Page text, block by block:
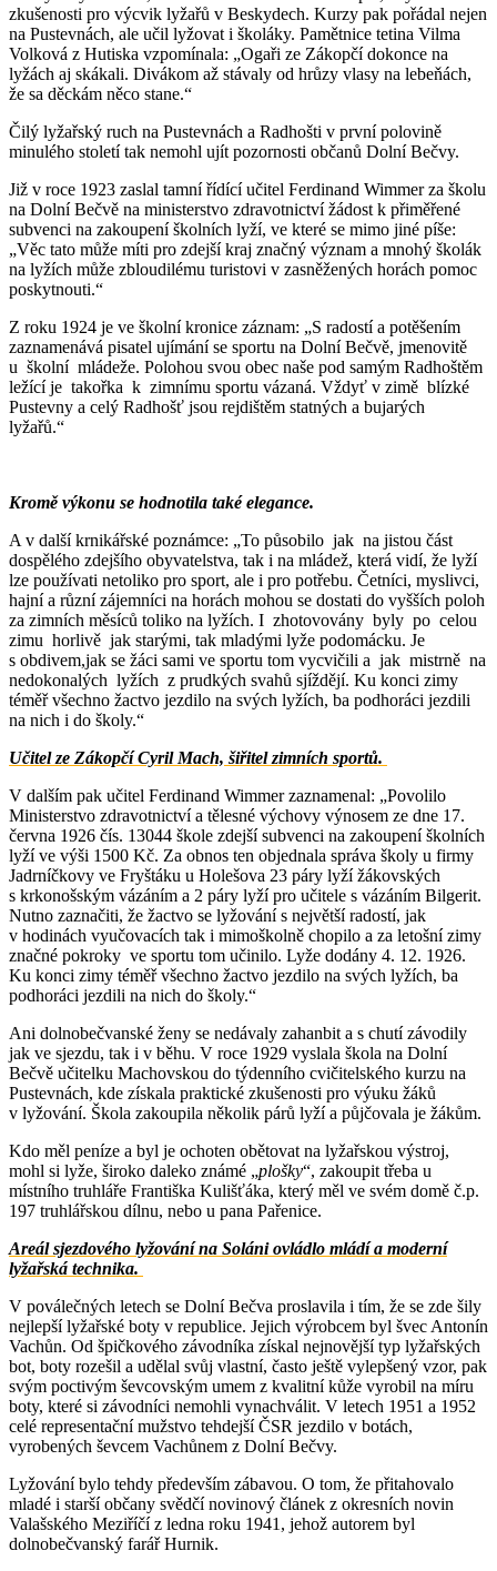
zkušenosti pro výcvik lyžařů v Beskydech. Kurzy pak pořádal nejen
na Pustevnách, ale učil lyžovat i školáky. Pamětnice tetina Vilma
Volková z Hutiska vzpomínala: „Ogaři ze Zákopčí dokonce na
lyžách aj skákali. Divákom až stávaly od hrůzy vlasy na lebeňách,
že sa děckám něco stane.“
Čilý lyžařský ruch na Pustevnách a Radhošti v první polovině
minulého století tak nemohl ujít pozornosti občanů Dolní Bečvy.
Již v roce 1923 zaslal tamní řídící učitel Ferdinand Wimmer za školu
na Dolní Bečvě na ministerstvo zdravotnictví žádost k přiměřené
subvenci na zakoupení školních lyží, ve které se mimo jiné píše:
„Věc tato může míti pro zdejší kraj značný význam a mnohý školák
na lyžích může zbloudilému turistovi v zasněžených horách pomoc
poskytnouti.“
Z roku 1924 je ve školní kronice záznam: „S radostí a potěšením
zaznamenává pisatel ujímání se sportu na Dolní Bečvě, jmenovitě
u školní mládeže. Polohou svou obec naše pod samým Radhoštěm
ležící je takořka k zimnímu sportu vázaná. Vždyť v zimě blízké
Pustevny a celý Radhošť jsou rejdištěm statných a bujarých
lyžařů.“
Kromě výkonu se hodnotila také elegance.
A v další krnikářské poznámce: „To působilo jak na jistou část
dospělého zdejšího obyvatelstva, tak i na mládež, která vidí, že lyží
lze používati netoliko pro sport, ale i pro potřebu. Četníci, myslivci,
hajní a různí zájemníci na horách mohou se dostati do vyšších poloh
za zimních měsíců toliko na lyžích. I zhotovovány byly po celou
zimu horlivě jak starými, tak mladými lyže podomácku. Je
s obdivem,jak se žáci sami ve sportu tom vycvičili a jak mistrně na
nedokonalých lyžích z prudkých svahů sjíždějí. Ku konci zimy
téměř všechno žactvo jezdilo na svých lyžích, ba podhoráci jezdili
na nich i do školy.“
Učitel ze Zákopčí Cyril Mach, šiřitel zimních sportů.
V dalším pak učitel Ferdinand Wimmer zaznamenal: „Povolilo
Ministerstvo zdravotnictví a tělesné výchovy výnosem ze dne 17.
června 1926 čís. 13044 škole zdejší subvenci na zakoupení školních
lyží ve výši 1500 Kč. Za obnos ten objednala správa školy u firmy
Jadrníčkovy ve Fryštáku u Holešova 23 páry lyží žákovských
s krkonošským vázáním a 2 páry lyží pro učitele s vázáním Bilgerit.
Nutno zaznačiti, že žactvo se lyžování s největší radostí, jak
v hodinách vyučovacích tak i mimoškolně chopilo a za letošní zimy
značné pokroky ve sportu tom učinilo. Lyže dodány 4. 12. 1926.
Ku konci zimy téměř všechno žactvo jezdilo na svých lyžích, ba
podhoráci jezdili na nich do školy.“
Ani dolnobečvanské ženy se nedávaly zahanbit a s chutí závodily
jak ve sjezdu, tak i v běhu. V roce 1929 vyslala škola na Dolní
Bečvě učitelku Machovskou do týdenního cvičitelského kurzu na
Pustevnách, kde získala praktické zkušenosti pro výuku žáků
v lyžování. Škola zakoupila několik párů lyží a půjčovala je žákům.
Kdo měl peníze a byl je ochoten obětovat na lyžařskou výstroj,
mohl si lyže, široko daleko známé „plošky“, zakoupit třeba u
místního truhláře Františka Kulišťáka, který měl ve svém domě č.p.
197 truhlářskou dílnu, nebo u pana Pařenice.
Areál sjezdového lyžování na Soláni ovládlo mládí a moderní
lyžařská technika.
V poválečných letech se Dolní Bečva proslavila i tím, že se zde šily
nejlepší lyžařské boty v republice. Jejich výrobcem byl švec Antonín
Vachůn. Od špičkového závodníka získal nejnovější typ lyžařských
bot, boty rozešil a udělal svůj vlastní, často ještě vylepšený vzor, pak
svým poctivým ševcovským umem z kvalitní kůže vyrobil na míru
boty, které si závodníci nemohli vynachválit. V letech 1951 a 1952
celé representační mužstvo tehdejší ČSR jezdilo v botách,
vyrobených ševcem Vachůnem z Dolní Bečvy.
Lyžování bylo tehdy především zábavou. O tom, že přitahovalo
mladé i starší občany svědčí novinový článek z okresních novin
Valašského Meziříčí z ledna roku 1941, jehož autorem byl
dolnobečvanský farář Hurnik.